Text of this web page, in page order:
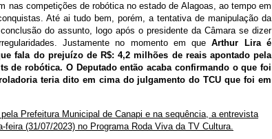
nas competições de robótica no estado de Alagoas, ao tempo em
Até ai tudo bem, porém, a tentativa de manipulação da
do assunto, logo após o presidente da Câmara se dizer
Justamente no momento em queArthur Lira é
fala do prejuízo de R$: 4,2 milhões de reais apontado pela
de robótica. O Deputado então acaba confirmando o que foi
teria dito em cima do julgamento do TCU que foi em
Prefeitura Municipal de Canapi e na sequência, a entrevista
(31/07/2023) no Programa Roda Viva da TV Cultura.